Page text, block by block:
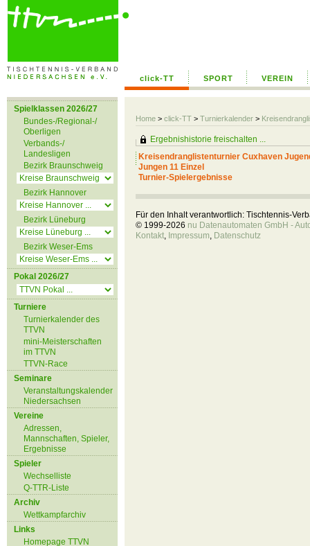
click-TT SPORT VEREIN
Home > click-TT > Turnierkalender >
Spielklassen 2026/27
Bundes-/Regional-/
Oberligen
Verbands-/
Landesligen
Bezirk Braunschweig
Bezirk Hannover
Bezirk Lüneburg
Bezirk Weser-Ems
Pokal 2026/27
Turniere
Turnierkalender des
TTVN
mini-Meisterschaften
im TTVN
TTVN-Race
Seminare
Veranstaltungskalender
Niedersachsen
Vereine
Adressen,
Mannschaften, Spieler,
Ergebnisse
Spieler
Wechselliste
Q-TTR-Liste
Archiv
Wettkampfarchiv
Links
Homepage TTVN
Ergebnishistorie freischalten ...
Kreisendranglistenturnier Cuxhaven
Jungen 11 Einzel
Turnier-Spielergebnisse
Für den Inhalt verantwortlich: Tischtennis-
© 1999-2026 nu Datenautomaten GmbH -
Kontakt, Impressum, Datenschutz